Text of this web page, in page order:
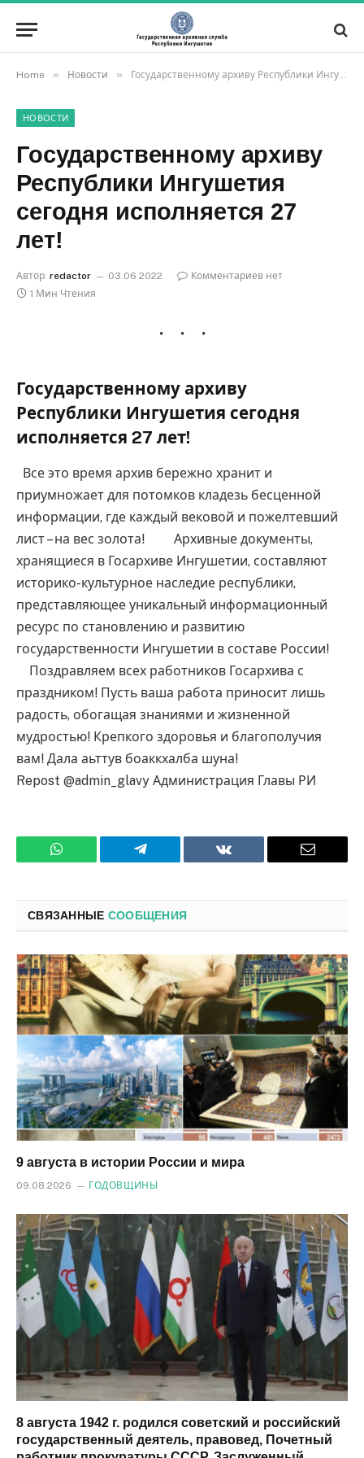
Home » Новости » Государственному архиву Республики Ингушетия сегодня исполняется 27 лет! ⁣⁣⠀
НОВОСТИ
Государственному архиву
Республики Ингушетия
сегодня исполняется 27
лет! ⁣⁣⠀
Автор: redactor 03.06.2022
Комментариев нет
1 Мин Чтения
Государственному архиву
Республики Ингушетия сегодня
исполняется 27 лет! ⁣⁣⠀
Все это время архив бережно хранит и
приумножает для потомков кладезь бесценной
информации, где каждый вековой и пожелтевший
лист – на вес золота! ⁣⁣⠀ ⁣⁣⠀ Архивные документы,
хранящиеся в Госархиве Ингушетии, составляют
историко-культурное наследие республики,
представляющее уникальный информационный
ресурс по становлению и развитию
государственности Ингушетии в составе России! ⁣⁣⠀
⁣⁣⠀ Поздравляем всех работников Госархива с
праздником! Пусть ваша работа приносит лишь
радость, обогащая знаниями и жизненной
мудростью! Крепкого здоровья и благополучия
вам! Дала аьттув боаккхалба шуна! ⁣⁣⠀
Repost @admin_glavy Администрация Главы РИ
WhatsApp Телеграмм ВКонтакте
СВЯЗАННЫЕ СООБЩЕНИЯ
9 августа в истории России и мира
09.08.2026 ГОДОВЩИНЫ
8 августа 1942 г. родился советский и российский
государственный деятель, правовед, Почетный